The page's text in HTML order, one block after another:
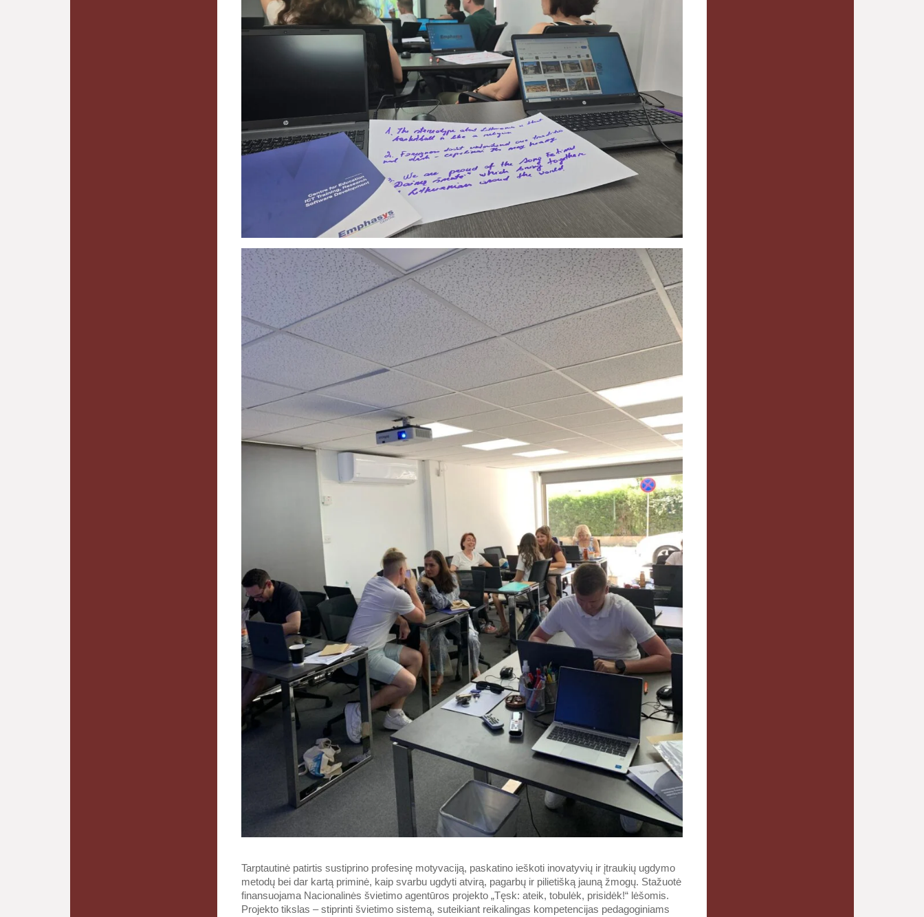
Tarptautinė patirtis sustiprino profesinę motyvaciją, paskatino ieškoti inovatyvių ir įtraukių ugdymo
metodų bei dar kartą priminė, kaip svarbu ugdyti atvirą, pagarbų ir pilietišką jauną žmogų. Stažuotė
finansuojama Nacionalinės švietimo agentūros projekto „Tęsk: ateik, tobulėk, prisidėk!“ lėšomis.
Projekto tikslas – stiprinti švietimo sistemą, suteikiant reikalingas kompetencijas pedagoginiams